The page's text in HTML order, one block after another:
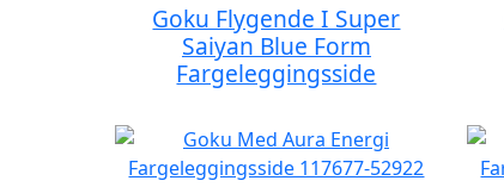
Goku Flygende I Super
Saiyan Blue Form
Fargeleggingsside